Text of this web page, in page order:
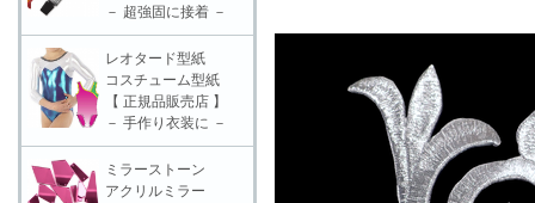
－ 超強固に接着 －
レオタード型紙
コスチューム型紙
【 正規品販売店 】
－ 手作り衣装に －
ミラーストーン
アクリルミラー